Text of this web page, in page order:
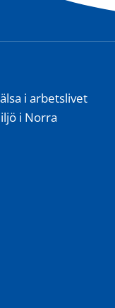
i arbetslivet
i Norra